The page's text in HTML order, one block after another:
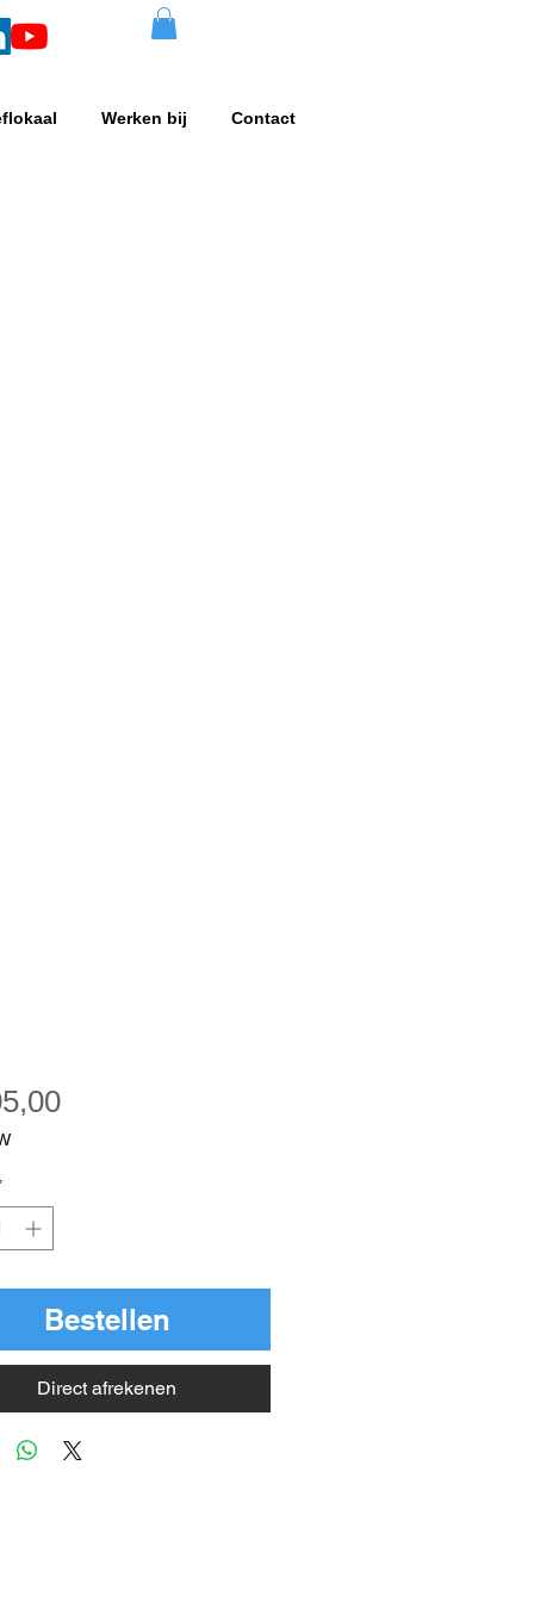
Werken bij Contact
Prijs
Bestellen
Direct afrekenen